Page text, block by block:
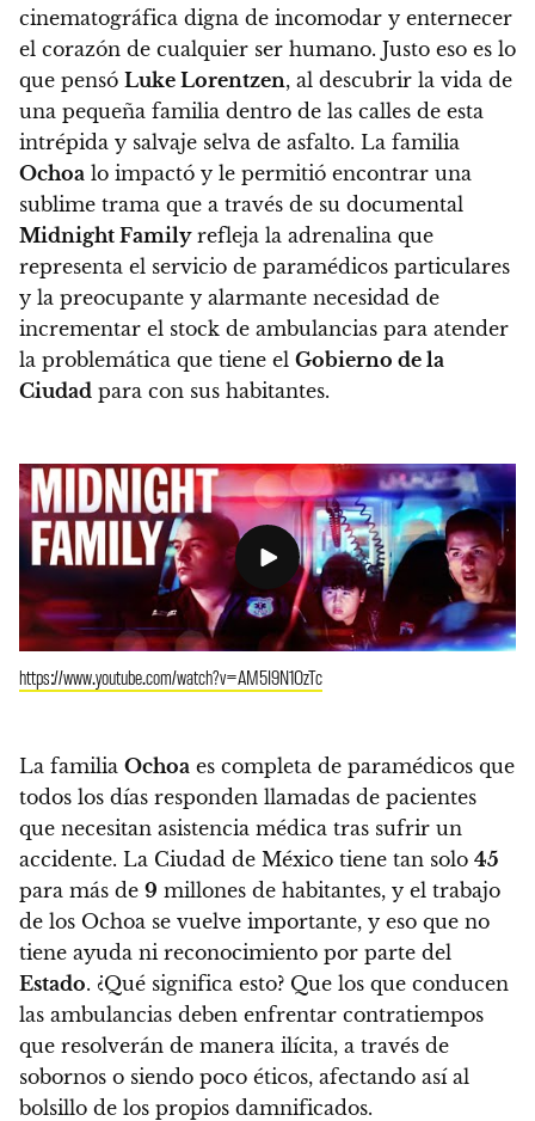
cinematográfica digna de incomodar y enternecer
el corazón de cualquier ser humano. Justo eso es lo
que pensó Luke Lorentzen, al descubrir la vida de
una pequeña familia dentro de las calles de esta
intrépida y salvaje selva de asfalto. La familia
Ochoa lo impactó y le permitió encontrar una
sublime trama que a través de su documental
Midnight Familyrefleja la adrenalina que
representa el servicio de paramédicos particulares
y la preocupante y alarmante necesidad de
incrementar el stock de ambulancias para atender
la problemática que tiene el Gobierno de la
Ciudad para con sus habitantes.
https://www.youtube.com/watch?v=AM5I9N1OzTc
La familia Ochoa es completa de paramédicos que
todos los días responden llamadas de pacientes
que necesitan asistencia médica tras sufrir un
accidente. La Ciudad de México tiene tan solo 45
para más de 9 millones de habitantes, y el trabajo
de los Ochoa se vuelve importante, y eso que no
tiene ayuda ni reconocimiento por parte del
Estado. ¿Qué significa esto? Que los que conducen
las ambulancias deben enfrentar contratiempos
que resolverán de manera ilícita, a través de
sobornos o siendo poco éticos, afectando así al
bolsillo de los propios damnificados.